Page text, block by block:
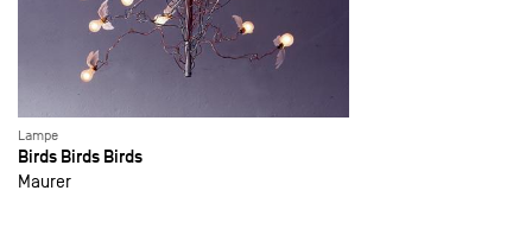
Lampe
Birds Birds Birds
Maurer